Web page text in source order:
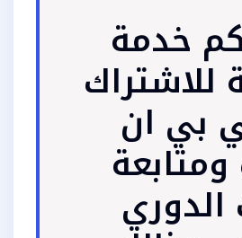
خدمة
للاشتراك
بي ان
الدوري